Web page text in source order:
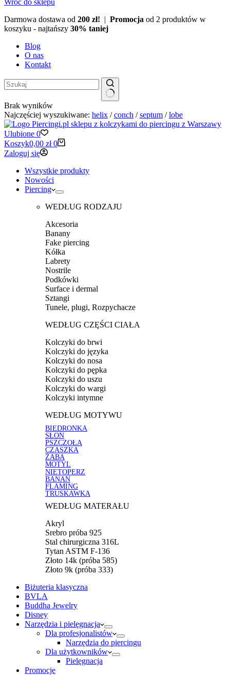
Wróć do sklepu
Darmowa dostawa od 200 zł! | Promocja od 2 produktów w
koszyku - najtańszy 30% taniej
Blog
O nas
Kontakt
Brak wyników
Najczęściej wyszukiwane: helix /conch /septum /lobe
Ulubione 0
Koszyk0,00 zł 0
Zaloguj się
Wszystkie produkty
Nowości
Piercing
WEDŁUG RODZAJU
Akcesoria
Banany
Fake piercing
Kółka
Labrety
Nostrile
Podkówki
Surface i dermal
Sztangi
Tunele, plugi, Rozpychacze
WEDŁUG CZĘŚCI CIAŁA
Kolczyki do brwi
Kolczyki do języka
Kolczyki do nosa
Kolczyki do pępka
Kolczyki do uszu
Kolczyki do wargi
Kolczyki intymne
WEDŁUG MOTYWU
BIEDRONKA
SŁOŃ
PSZCZOŁA
CZASZKA
ŻABA
MOTYL
NIETOPERZ
BANAN
FLAMING
TRUSKAWKA
WEDŁUG MATERAŁU
Akryl
Srebro próba 925
Stal chirurgiczna 316L
Tytan ASTM F-136
Złoto 14k (próba 585)
Złoto 9k (próba 333)
Biżuteria klasyczna
BVLA
Buddha Jewelry
Disney
Narzędzia i pielęgnacja
Dla profesjonalistów
Narzędzia do piercingu
Dla użytkowników
Pielęgnacja
Promocje